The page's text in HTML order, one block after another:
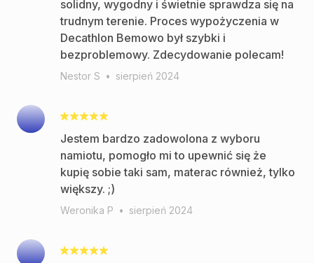
solidny, wygodny i świetnie sprawdza się na
trudnym terenie. Proces wypożyczenia w
Decathlon Bemowo był szybki i
bezproblemowy. Zdecydowanie polecam!
Nestor S • sierpień 2024
Jestem bardzo zadowolona z wyboru
namiotu, pomogło mi to upewnić się że
kupię sobie taki sam, materac również, tylko
większy. ;)
Weronika P • sierpień 2024